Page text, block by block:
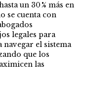
un 30 % más en
se cuenta con
legales para
navegar el sistema
que los
las